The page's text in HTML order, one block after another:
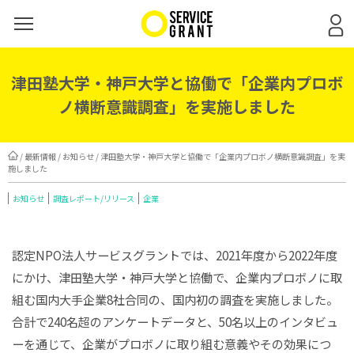
津田塾大学・神戸大学と協働で「企業内プロボ
ノ横断意識調査」を実施しました
/最新情報 / お知らせ / 津田塾大学・神戸大学と協働で「企業内プロボノ横断意識調査」を実
施しました
お知らせ 調査レポート/リリース 企業
認定NPO法人サービスグラントでは、2021年度から2022年度
にかけ、津田塾大学・神戸大学と協働で、企業内プロボノに取
組む国内大手企業8社合同の、国内初の調査を実施しました。
合計で240名超のアンケートデータと、50名以上のインタビュ
ーを通じて、企業がプロボノに取り組む意義やその効果につ